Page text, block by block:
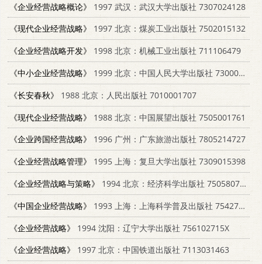
《企业经营战略概论》
1997 武汉：武汉大学出版社 7307024128
《现代企业经营战略》
1997 北京：煤炭工业出版社 7502015132
《企业经营战略开发》
1998 北京：机械工业出版社 711106479
《中小企业经营战略》
1999 北京：中国人民大学出版社 7300031382
《长安春秋》
1988 北京：人民出版社 7010001707
《现代企业经营战略》
1988 北京：中国展望出版社 7505001761
《企业跨国经营战略》
1996 广州：广东旅游出版社 7805214727
《企业经营战略管理》
1995 上海：复旦大学出版社 7309015398
《企业经营战略与策略》
1994 北京：经济科学出版社 7505807420
《中国企业经营战略》
1993 上海：上海科学普及出版社 7542706403
《企业经营战略》
1994 沈阳：辽宁大学出版社 756102715X
《企业经营战略》
1997 北京：中国铁道出版社 7113031463